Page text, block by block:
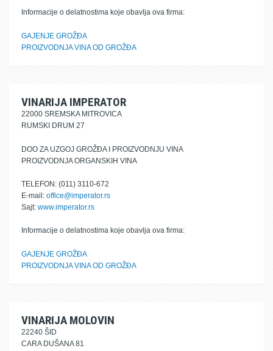
Informacije o delatnostima koje obavlja ova firma:
GAJENJE GROŽĐA
PROIZVODNJA VINA OD GROŽĐA
VINARIJA IMPERATOR
22000 SREMSKA MITROVICA
RUMSKI DRUM 27
DOO ZA UZGOJ GROŽĐA I PROIZVODNJU VINA
PROIZVODNJA ORGANSKIH VINA
TELEFON: (011) 3110-672
E-mail: office@imperator.rs
Sajt: www.imperator.rs
Informacije o delatnostima koje obavlja ova firma:
GAJENJE GROŽĐA
PROIZVODNJA VINA OD GROŽĐA
VINARIJA MOLOVIN
22240 ŠID
CARA DUŠANA 81